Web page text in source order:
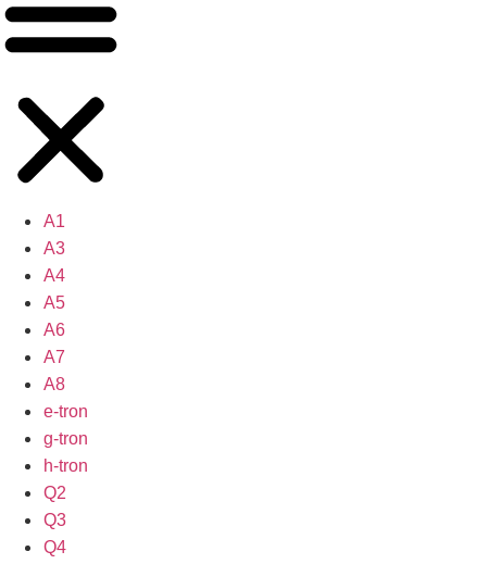
A1
A3
A4
A5
A6
A7
A8
e-tron
g-tron
h-tron
Q2
Q3
Q4